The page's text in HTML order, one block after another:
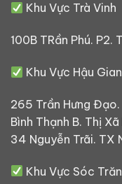
Khu Vực Trà Vinh
100B TRần Phú. P2.
Khu Vực Hậu
265 Trần Hưng Đạo.
Bình Thạnh B. Thị
34 Nguyễn Trãi. TX
Khu Vực Sóc